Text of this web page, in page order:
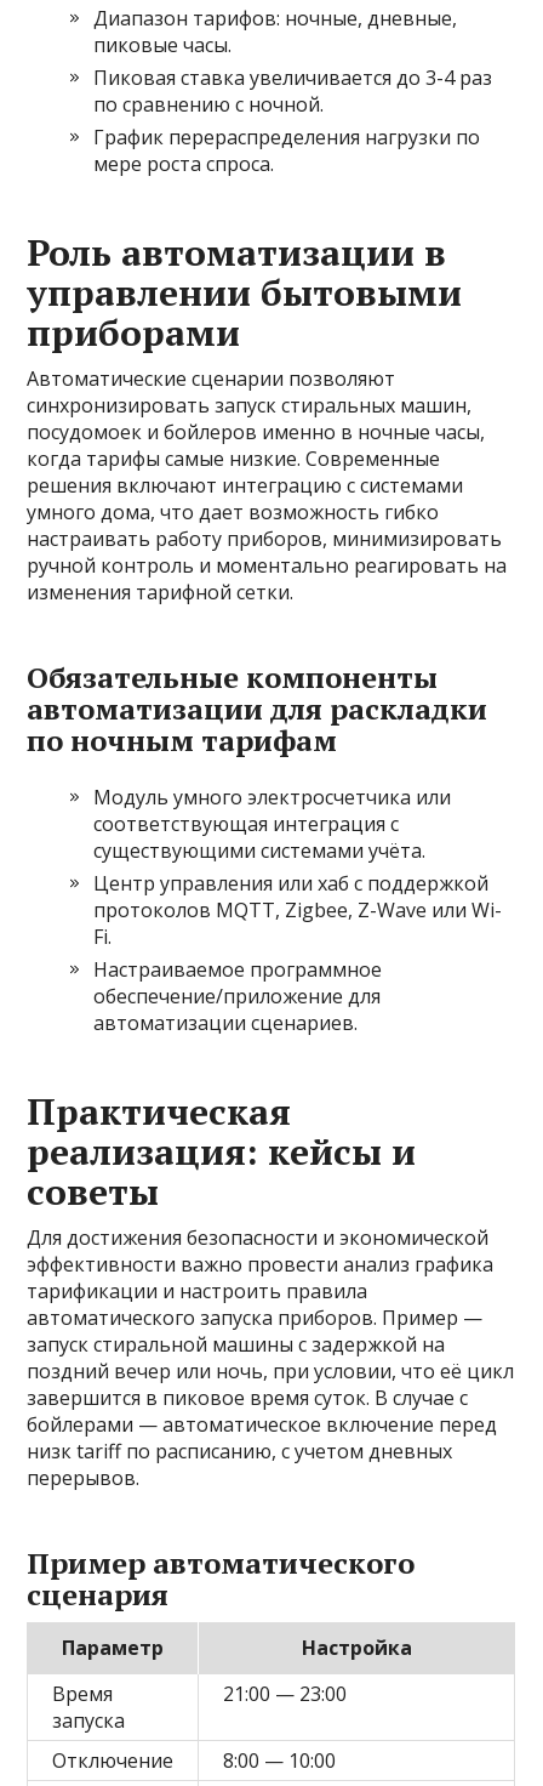
Диапазон тарифов: ночные, дневные,
пиковые часы.
Пиковая ставка увеличивается до 3-4 раз
по сравнению с ночной.
График перераспределения нагрузки по
мере роста спроса.
Роль автоматизации в
управлении бытовыми
приборами
Автоматические сценарии позволяют
синхронизировать запуск стиральных машин,
посудомоек и бойлеров именно в ночные часы,
когда тарифы самые низкие. Современные
решения включают интеграцию с системами
умного дома, что дает возможность гибко
настраивать работу приборов, минимизировать
ручной контроль и моментально реагировать на
изменения тарифной сетки.
Обязательные компоненты
автоматизации для раскладки
по ночным тарифам
Модуль умного электросчетчика или
соответствующая интеграция с
существующими системами учёта.
Центр управления или хаб с поддержкой
протоколов MQTT, Zigbee, Z-Wave или Wi-
Fi.
Настраиваемое программное
обеспечение/приложение для
автоматизации сценариев.
Практическая
реализация: кейсы и
советы
Для достижения безопасности и экономической
эффективности важно провести анализ графика
тарификации и настроить правила
автоматического запуска приборов. Пример —
запуск стиральной машины с задержкой на
поздний вечер или ночь, при условии, что её цикл
завершится в пиковое время суток. В случае с
бойлерами — автоматическое включение перед
низк tariff по расписанию, с учетом дневных
перерывов.
Пример автоматического
сценария
Параметр
Настройка
Время
запуска
21:00 — 23:00
Отключение
8:00 — 10:00